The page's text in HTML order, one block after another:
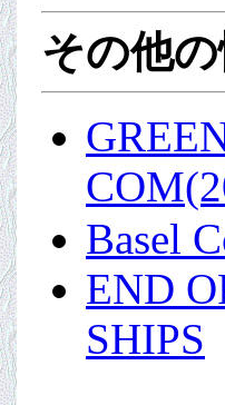
その他
Basel
END
SHIPS